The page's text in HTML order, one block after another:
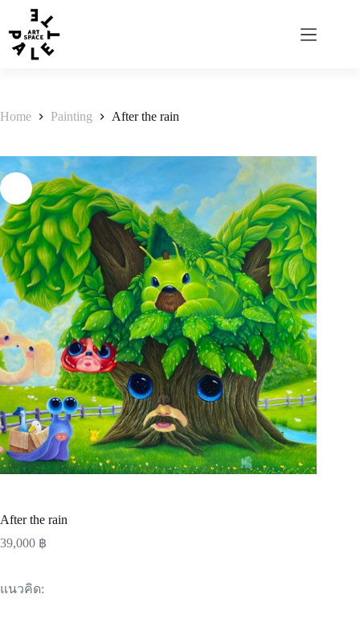
Home Painting After the rain
After the rain
39,000 ฿
แนวคิด: